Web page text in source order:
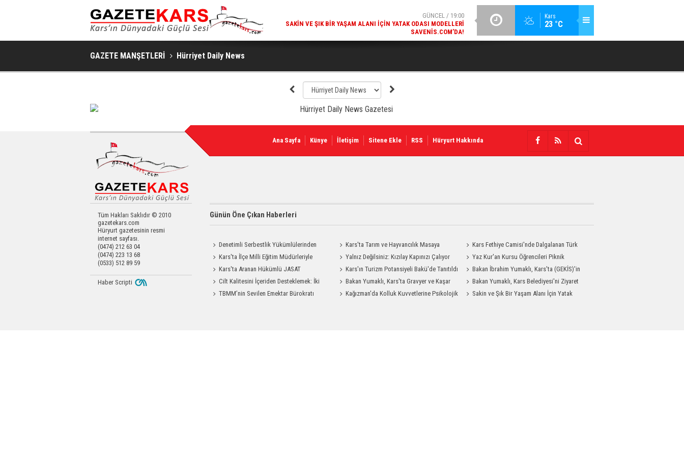
Kars
23 °C
GÜNCEL / 19:00
SAKIN VE ŞIK BIR YAŞAM ALANI İÇIN YATAK ODASI MODELLERI
SAVENIS.COM’DA!
KARS'IN TURIZM POTANSIYELI BAKÜ'DE TANITILDI
GAZETE MANŞETLERİ Hürriyet Daily News
Ana Sayfa Künye İletişim Sitene Ekle RSS Hüryurt Hakkında
Tüm Hakları Saklıdır © 2010
gazetekars.com
Hüryurt gazetesinin resmi
internet sayfası.
(0474) 212 63 04
(0474) 223 13 68
(0533) 512 89 59
Günün Öne Çıkan Haberleri
Denetimli Serbestlik Yükümlülerinden
Okula Temizlik Desteği
Kars'ta Tarım ve Hayvancılık Masaya
Yatırıldı
Kars Fethiye Camisi'nde Dalgalanan Türk
Bayrağı Görenlerin Beğenisini Topladı
Kars'ta İlçe Milli Eğitim Müdürleriyle
Değerlendirme Toplantısı
Yalnız Değilsiniz: Kızılay Kapınızı Çalıyor
Yaz Kur'an Kursu Öğrencileri Piknik
Coşkusu Yaşadı
Kars'ta Aranan Hükümlü JASAT
Operasyonuyla Yakalandı
Kars'ın Turizm Potansiyeli Bakü'de Tanıtıldı
Bakan İbrahim Yumaklı, Kars'ta (GEKİS)'in
ilk uygulamasını başlattı
Cilt Kalitesini İçeriden Desteklemek: İki
Enjeksiyon Uygulamasının Karşılaştırması
Bakan Yumaklı, Kars'ta Gravyer ve Kaşar
Üretim Tesisini Ziyaret Etti
Bakan Yumaklı, Kars Belediyesi'ni Ziyaret
Etti
TBMM’nin Sevilen Emektar Bürokratı
Kağızman'da Kolluk Kuvvetlerine Psikolojik
Sakin ve Şık Bir Yaşam Alanı İçin Yatak
Haber Scripti